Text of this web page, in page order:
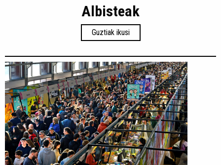
Albisteak
Guztiak ikusi